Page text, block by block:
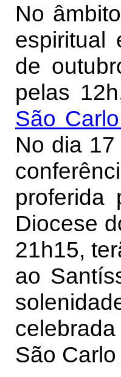
No
espiritual
de
pelas
São
No dia
proferida
Diocese
21h15,
ao
São